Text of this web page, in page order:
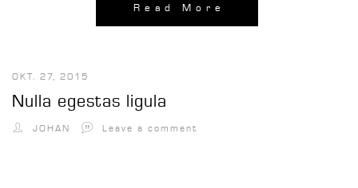
Read More
OKT. 27, 2015
Nulla egestas ligula
JOHAN Leave a comment